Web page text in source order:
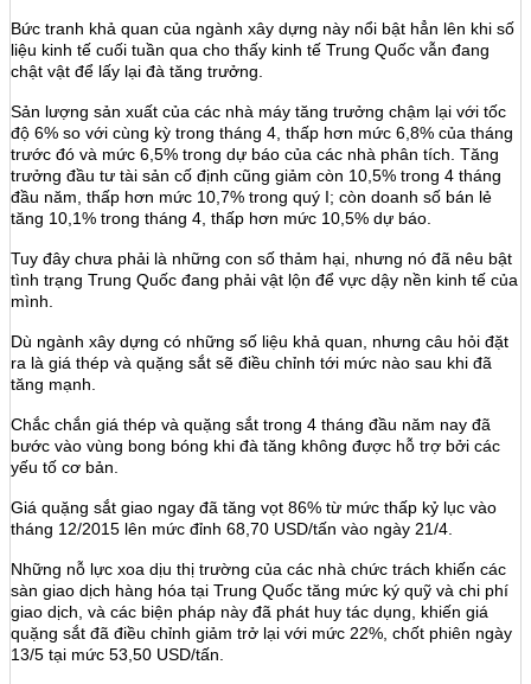
Bức tranh khả quan của ngành xây dựng này nổi bật hẳn lên khi số
liệu kinh tế cuối tuần qua cho thấy kinh tế Trung Quốc vẫn đang
chật vật để lấy lại đà tăng trưởng.
Sản lượng sản xuất của các nhà máy tăng trưởng chậm lại với tốc
độ 6% so với cùng kỳ trong tháng 4, thấp hơn mức 6,8% của tháng
trước đó và mức 6,5% trong dự báo của các nhà phân tích. Tăng
trưởng đầu tư tài sản cố định cũng giảm còn 10,5% trong 4 tháng
đầu năm, thấp hơn mức 10,7% trong quý I; còn doanh số bán lẻ
tăng 10,1% trong tháng 4, thấp hơn mức 10,5% dự báo.
Tuy đây chưa phải là những con số thảm hại, nhưng nó đã nêu bật
tình trạng Trung Quốc đang phải vật lộn để vực dậy nền kinh tế của
mình.
Dù ngành xây dựng có những số liệu khả quan, nhưng câu hỏi đặt
ra là giá thép và quặng sắt sẽ điều chỉnh tới mức nào sau khi đã
tăng mạnh.
Chắc chắn giá thép và quặng sắt trong 4 tháng đầu năm nay đã
bước vào vùng bong bóng khi đà tăng không được hỗ trợ bởi các
yếu tố cơ bản.
Giá quặng sắt giao ngay đã tăng vọt 86% từ mức thấp kỷ lục vào
tháng 12/2015 lên mức đỉnh 68,70 USD/tấn vào ngày 21/4.
Những nỗ lực xoa dịu thị trường của các nhà chức trách khiến các
sàn giao dịch hàng hóa tại Trung Quốc tăng mức ký quỹ và chi phí
giao dịch, và các biện pháp này đã phát huy tác dụng, khiến giá
quặng sắt đã điều chỉnh giảm trở lại với mức 22%, chốt phiên ngày
13/5 tại mức 53,50 USD/tấn.